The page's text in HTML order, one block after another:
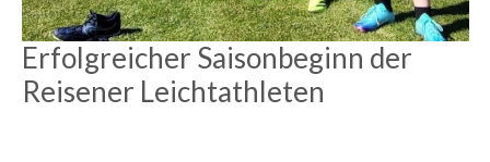
Erfolgreicher Saisonbeginn der
Reisener Leichtathleten